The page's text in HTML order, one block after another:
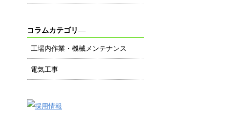
コラムカテゴリ―
工場内作業・機械メンテナンス
電気工事